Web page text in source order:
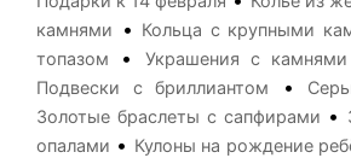
камнями
• Кольца с крупными
топазом
• Украшения с
Подвески с бриллиантом •
Золотые браслеты с сапфирами •
опалами • Кулоны на рождение